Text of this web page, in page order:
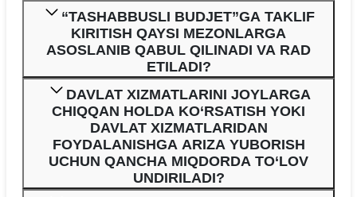
“TASHABBUSLI BUDJET”GA TAKLIF
KIRITISH QAYSI MEZONLARGA
ASOSLANIB QABUL QILINADI VA RAD
ETILADI?
DAVLAT XIZMATLARINI JOYLARGA
CHIQQAN HOLDA KO‘RSATISH YOKI
DAVLAT XIZMATLARIDAN
FOYDALANISHGA ARIZA YUBORISH
UCHUN QANCHA MIQDORDA TO‘LOV
UNDIRILADI?